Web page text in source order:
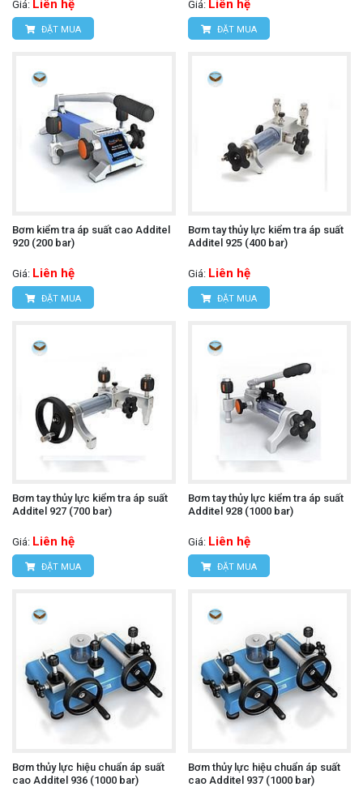
Giá: Liên hệ
ĐẶT MUA
Giá: Liên hệ
ĐẶT MUA
Bơm kiểm tra áp suất cao Additel
920 (200 bar)
Giá: Liên hệ
ĐẶT MUA
Bơm tay thủy lực kiểm tra áp suất
Additel 925 (400 bar)
Giá: Liên hệ
ĐẶT MUA
Bơm tay thủy lực kiểm tra áp suất
Additel 927 (700 bar)
Giá: Liên hệ
ĐẶT MUA
Bơm tay thủy lực kiểm tra áp suất
Additel 928 (1000 bar)
Giá: Liên hệ
ĐẶT MUA
Bơm thủy lực hiệu chuẩn áp suất
cao Additel 936 (1000 bar)
Bơm thủy lực hiệu chuẩn áp suất
cao Additel 937 (1000 bar)